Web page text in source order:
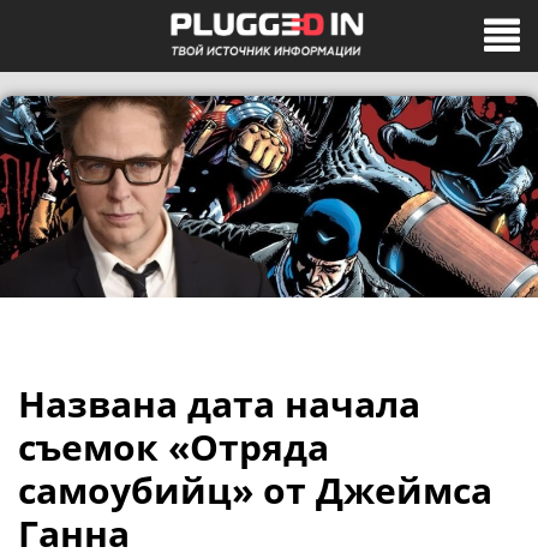
Названа дата начала
съемок «Отряда
самоубийц» от Джеймса
Ганна